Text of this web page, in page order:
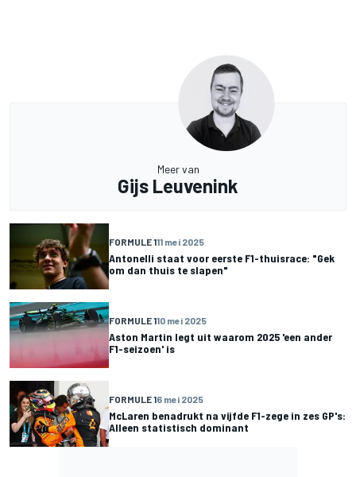
Meer van
Gijs Leuvenink
FORMULE 111 mei 2025
Antonelli staat voor eerste F1-thuisrace: "Gek
om dan thuis te slapen"
FORMULE 110 mei 2025
Aston Martin legt uit waarom 2025 'een ander
F1-seizoen' is
FORMULE 16 mei 2025
McLaren benadrukt na vijfde F1-zege in zes GP's:
Alleen statistisch dominant